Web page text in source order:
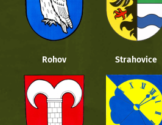
Rohov Strahovice